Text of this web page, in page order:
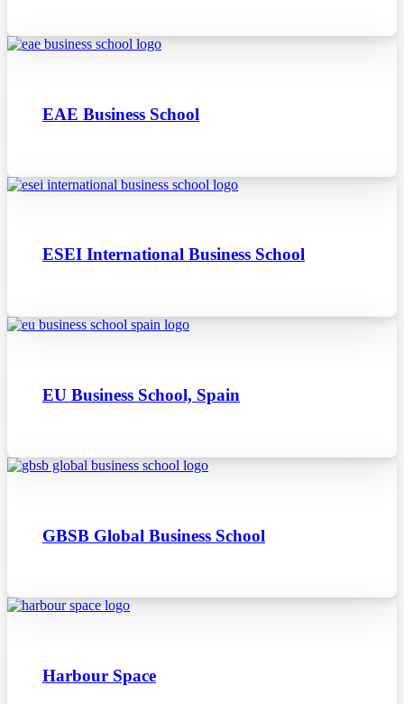
EAE Business School
ESEI International Business School
EU Business School, Spain
GBSB Global Business School
Harbour Space